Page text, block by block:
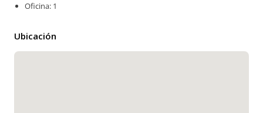
Oficina: 1
Ubicación